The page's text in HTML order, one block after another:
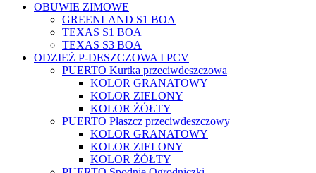
OBUWIE ZIMOWE
GREENLAND S1 BOA
TEXAS S1 BOA
TEXAS S3 BOA
ODZIEŻ P-DESZCZOWA I PCV
PUERTO Kurtka przeciwdeszczowa
KOLOR GRANATOWY
KOLOR ZIELONY
KOLOR ŻÓŁTY
PUERTO Płaszcz przeciwdeszczowy
KOLOR GRANATOWY
KOLOR ZIELONY
KOLOR ŻÓŁTY